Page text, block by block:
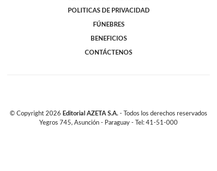
POLITICAS DE PRIVACIDAD
FÚNEBRES
BENEFICIOS
CONTÁCTENOS
© Copyright 2026 Editorial AZETA S.A. - Todos los derechos reservados
Yegros 745, Asunción - Paraguay - Tel: 41-51-000